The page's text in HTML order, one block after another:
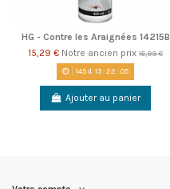
HG - Contre les Araignées 14215B
15,29 € Notre ancien prix 16,99 €
145d. 13:22 :05
Ajouter au panier